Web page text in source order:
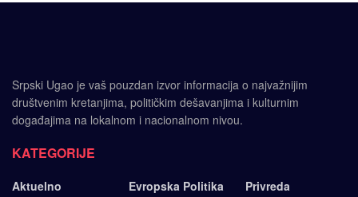
Srpski Ugao je vaš pouzdan izvor informacija o najvažnijim
društvenim kretanjima, političkim dešavanjima i kulturnim
događajima na lokalnom i nacionalnom nivou.
KATEGORIJE
Aktuelno
Evropska Politika
Privreda